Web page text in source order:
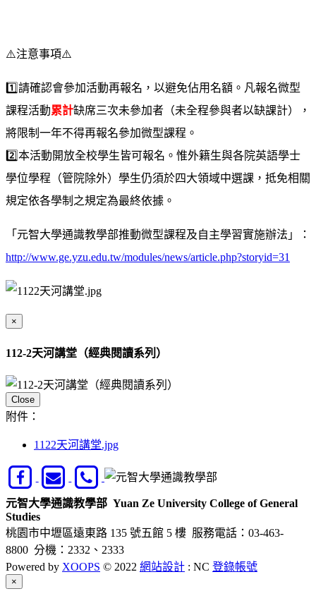
⚠️注意事項⚠️
1️⃣️請確認會參加活動再報名，以避免佔用名額。凡報名微型
課程活動累計缺席三次未參加者（未全程參與者以缺課計），
將限制一年不得再報名參加微型課程。
2️⃣️️本活動開放全校學生皆可報名。惟外籍生與各院英語學士
學位學程（管院除外）學生仍須於四大領域中選課，抵免相關
規定依各學制之規定為最終依據。
「元智大學通識教學部推動微型課程及自主學習實施辦法」：
http://www.ge.yzu.edu.tw/modules/news/article.php?storyid=31
×
112-2天河講堂（經典閱讀系列）
Close
附件：
1122天河講堂.jpg
元智大學通識教學部 Yuan Ze University College of General
Studies
桃園市中壢區遠東路 135 號五館 5 樓 服務電話：03-463-
8800 分機：2332、2333
Powered by XOOPS © 2022 網站設計 : NC 登錄帳號
×